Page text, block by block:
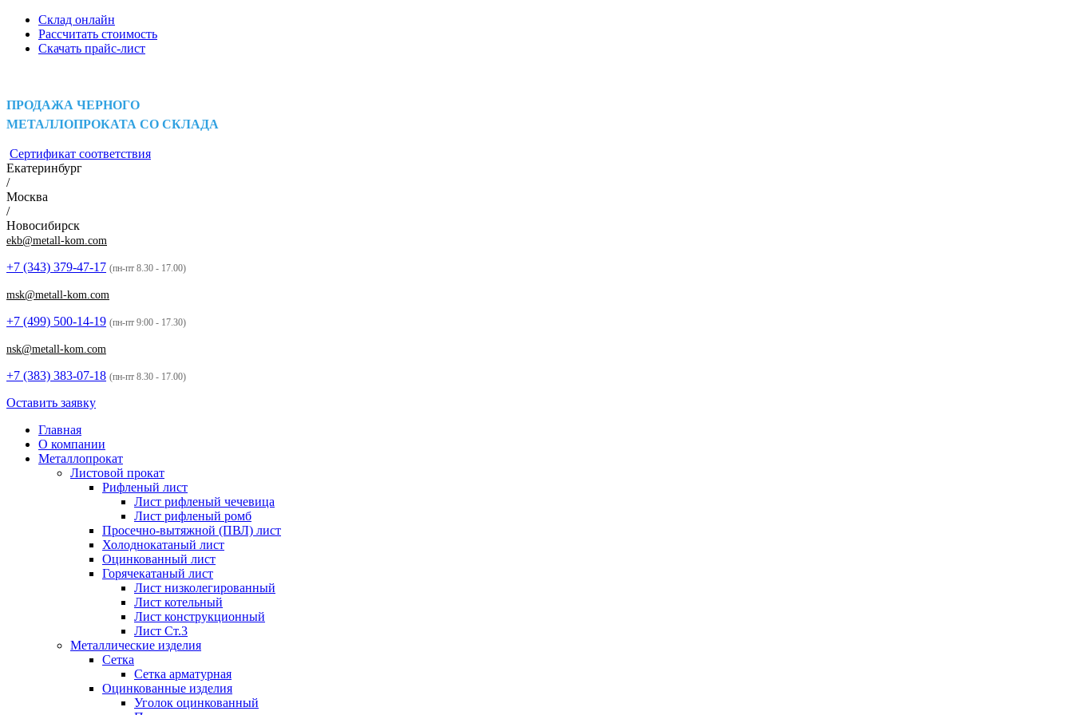
Склад онлайн
Рассчитать стоимость
Скачать прайс-лист
ПРОДАЖА ЧЕРНОГО
МЕТАЛЛОПРОКАТА СО СКЛАДА
Сертификат соответствия
Екатеринбург
/
Москва
/
Новосибирск
ekb@metall-kom.com
+7 (343) 379-47-17 (пн-пт 8.30 - 17.00)
msk@metall-kom.com
+7 (499) 500-14-19 (пн-пт 9:00 - 17.30)
nsk@metall-kom.com
+7 (383) 383-07-18 (пн-пт 8.30 - 17.00)
Оставить заявку
Главная
О компании
Металлопрокат
Листовой прокат
Рифленый лист
Лист рифленый чечевица
Лист рифленый ромб
Просечно-вытяжной (ПВЛ) лист
Холоднокатаный лист
Оцинкованный лист
Горячекатаный лист
Лист низколегированный
Лист котельный
Лист конструкционный
Лист Ст.3
Металлические изделия
Сетка
Сетка арматурная
Оцинкованные изделия
Уголок оцинкованный